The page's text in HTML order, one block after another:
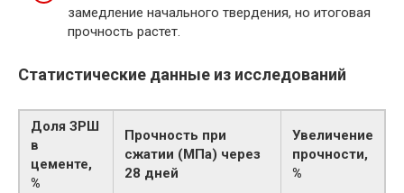
замедление начального твердения, но итоговая
прочность растет.
Статистические данные из исследований
Доля ЗРШ
в
цементе,
%
Прочность при
сжатии (МПа) через
28 дней
Увеличение
прочности,
%